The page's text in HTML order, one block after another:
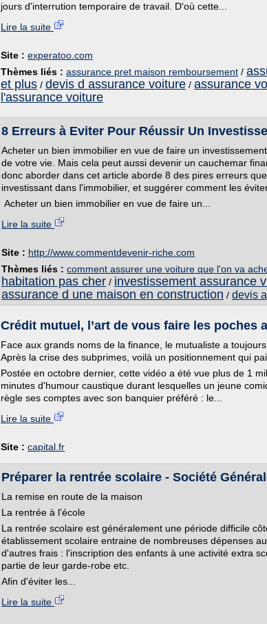
jours d'interrution temporaire de travail. D'où cette...
Lire la suite
Site : experatoo.com
Thèmes liés : assurance pret maison remboursement /
et plus / devis d assurance voiture / assurance
l'assurance voiture
8 Erreurs à Eviter Pour Réussir Un
Acheter un bien immobilier en vue de faire un
de votre vie. Mais cela peut aussi devenir un cauchemar
donc aborder dans cet article aborde 8 des pires erreurs
investissant dans l'immobilier, et suggérer comment les
Acheter un bien immobilier en vue de faire un...
Lire la suite
Site : http://www.commentdevenir-riche.com
Thèmes liés : comment assurer une voiture que l'on va
habitation pas cher / investissement assurance
assurance d une maison en construction / devis
Crédit mutuel, l’art de vous faire les poches
Face aux grands noms de la finance, le mutualiste a
Après la crise des subprimes, voilà un positionnement qui
Postée en octobre dernier, cette vidéo a été vue plus de 1
minutes d'humour caustique durant lesquelles un jeune
règle ses comptes avec son banquier préféré : le...
Lire la suite
Site : capital.fr
Préparer la rentrée scolaire - Société
La remise en route de la maison
La rentrée à l'école
La rentrée scolaire est généralement une période difficile
établissement scolaire entraine de nombreuses dépenses
d'autres frais : l'inscription des enfants à une activité extra
partie de leur garde-robe etc.
Afin d'éviter les...
Lire la suite